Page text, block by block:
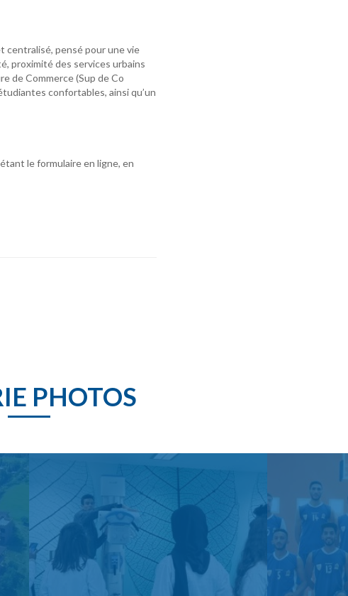
centralisé, pensé pour une vie
proximité des services urbains
de Commerce (Sup de Co
confortables, ainsi qu’un
le formulaire en ligne, en
PHOTOS